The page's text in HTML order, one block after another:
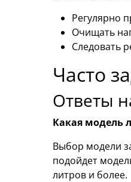
Регулярно
Очищать
Следовать
Часто
Ответы
Какая модель
Выбор модели
подойдет
литров и более.